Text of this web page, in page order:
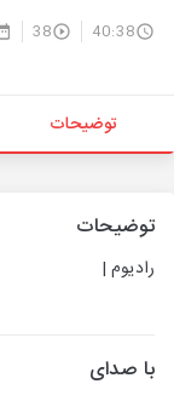
40:38
38
توضیحات
توضیحات
رادیوم |
با صدای